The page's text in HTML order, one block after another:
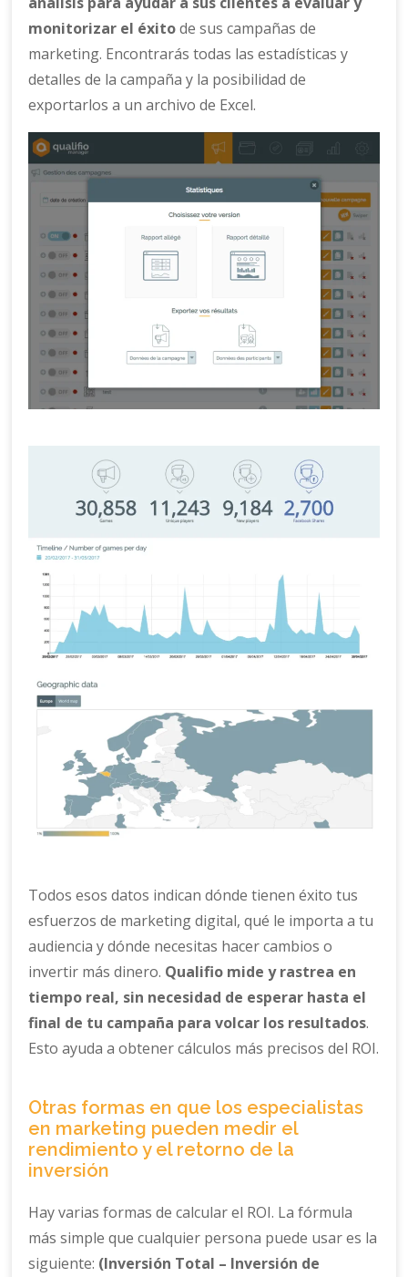
monitorizar el éxitode sus campañas de
marketing. Encontrarás todas las estadísticas y
detalles de la campaña y la posibilidad de
exportarlos a un archivo de Excel.
Todos esos datos indican dónde tienen éxito tus
esfuerzos de marketing digital, qué le importa a tu
audiencia y dónde necesitas hacer cambios o
invertir más dinero. Qualifio mide y rastrea en
tiempo real, sin necesidad de esperar hasta el
final de tu campaña para volcar los resultados.
Esto ayuda a obtener cálculos más precisos del ROI.
Otras formas en que los especialistas
en marketing pueden medir el
rendimiento y el retorno de la
inversión
Hay varias formas de calcular el ROI. La fórmula
más simple que cualquier persona puede usar es la
siguiente: (Inversión Total – Inversión de